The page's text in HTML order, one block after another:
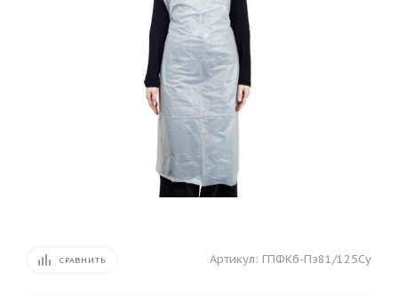
СРАВНИТЬ Артикул: ГПФКб-Пэ81/125Су